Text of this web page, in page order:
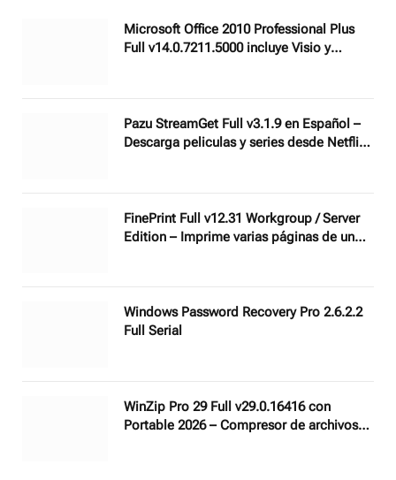
Microsoft Office 2010 Professional Plus
Full v14.0.7211.5000 incluye Visio y
Pazu StreamGet Full v3.1.9 en Español –
Descarga peliculas y series desde Netflix,
FinePrint Full v12.31 Workgroup / Server
Edition – Imprime varias páginas de un
Windows Password Recovery Pro 2.6.2.2
Full Serial
WinZip Pro 29 Full v29.0.16416 con
Portable 2026 – Compresor de archivos